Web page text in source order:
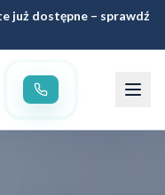
już dostępne – sprawdź